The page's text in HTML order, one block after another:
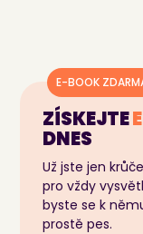
ZÍSKEJTE
DNES
Už jste jen
pro vždy
byste se k
prostě pes.
E-BOOK